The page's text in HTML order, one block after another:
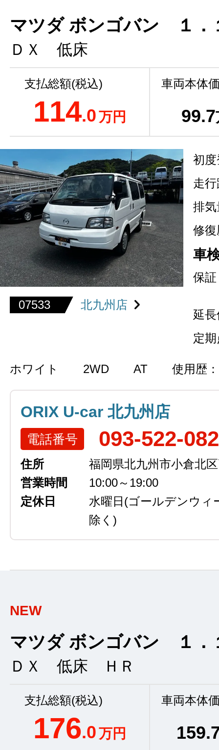
マツダ ボンゴバン １
ＤＸ 低床
支払総額(税込)
114.0万円
車両本体
99.7
07533 北九州店
初
走
排気
修復
車
保証
延
定
ホワイト 2WD AT 使用歴
ORIX U-car 北九州店
電話番号 093-522-
住所
福岡県北九州市小倉北
営業時間
10:00～19:00
定休日
水曜日 (ゴールデンウィ
除く)
NEW
マツダ ボンゴバン １
ＤＸ 低床 ＨＲ
支払総額(税込)
176.0万円
車両本体
159